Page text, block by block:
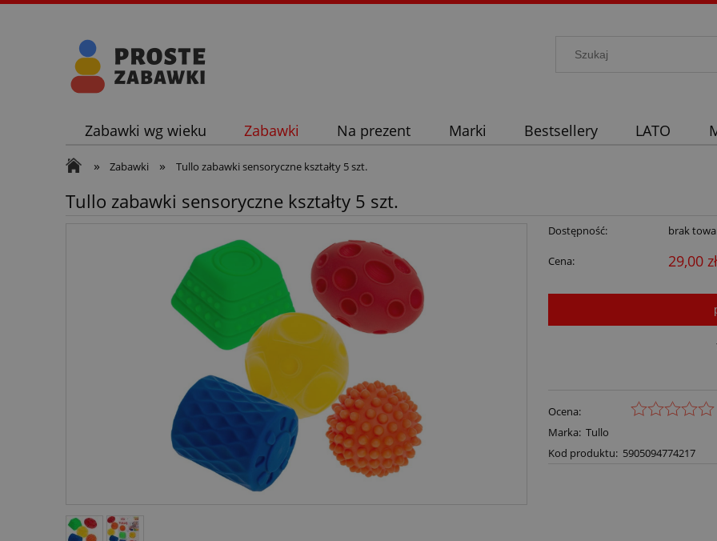
Zabawki wg wieku Zabawki Na prezent Marki Bestsellery LATO
» Zabawki » Tullo zabawki sensoryczne kształty 5 szt.
Tullo zabawki sensoryczne kształty 5 szt.
Dostępność: brak
Cena: 29,00 zł
Ocena:
Marka: Tullo
Kod produktu: 5905094774217